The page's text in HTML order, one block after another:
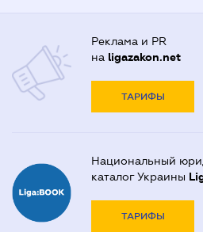
Реклама и PR
на ligazakon.net
ТАРИФЫ
Национальный
каталог Украины
ТАРИФЫ